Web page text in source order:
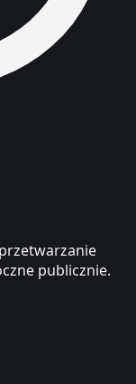
publicznie.